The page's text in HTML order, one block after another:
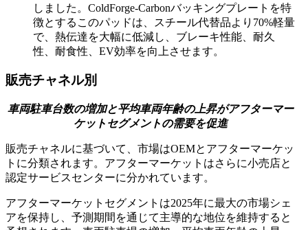
しました。ColdForge-Carbonバッキングプレートを特
徴とするこのパッドは、スチール代替品より70%軽量
で、熱伝達を大幅に低減し、ブレーキ性能、耐久
性、耐食性、EV効率を向上させます。
販売チャネル別
車両駐車台数の増加と平均車両年齢の上昇がアフターマー
ケットセグメントの需要を促進
販売チャネルに基づいて、市場はOEMとアフターマーケッ
トに分類されます。アフターマーケットはさらに小売店と
認定サービスセンターに分かれています。
アフターマーケットセグメントは2025年に最大の市場シェ
アを保持し、予測期間を通じて主導的な地位を維持すると